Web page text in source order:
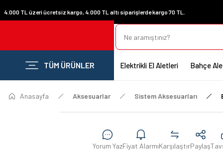
4.000 TL üzeri ücretsiz kargo, 4.000 TL altı siparişlerde kargo 70 TL.
TÜM ÜRÜNLER Elektrikli El Aletleri Bahçe
Anasayfa Aksesuarlar Sistem Aksesuarları
Yorum YazFiyat AlarmıKarşılaştırPaylaş